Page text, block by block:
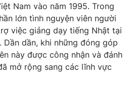
Nam vào năm 1995. Trong
lớn tình nguyện viên người
việc giảng dạy tiếng Nhật tại
dần, khi những đóng góp
này được công nhận và đánh
mở rộng sang các lĩnh vực